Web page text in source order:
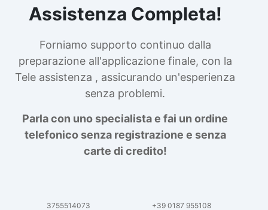
Assistenza Completa!
Forniamo supporto continuo dalla
preparazione all'applicazione finale, con la
Tele assistenza , assicurando un'esperienza
senza problemi.
Parla con uno specialista e fai un ordine
telefonico senza registrazione e senza
carte di credito!
3755514073 +39 0187 955108